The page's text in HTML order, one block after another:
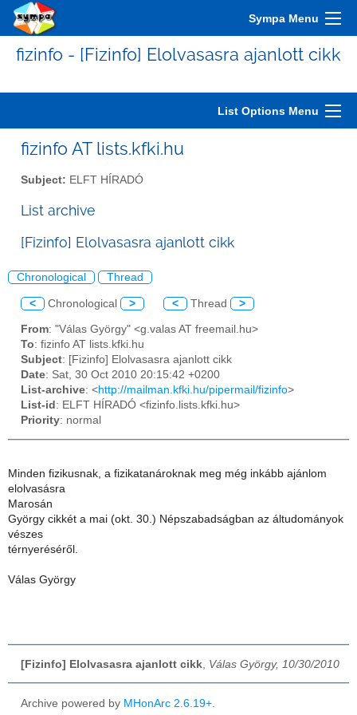
Sympa Menu
fizinfo - [Fizinfo] Elolvasasra ajanlott cikk
List Options Menu
fizinfo AT lists.kfki.hu
Subject: ELFT HÍRADÓ
List archive
[Fizinfo] Elolvasasra ajanlott cikk
Chronological Thread
< Chronological > < Thread >
From: "Válas György" <g.valas AT freemail.hu>
To: fizinfo AT lists.kfki.hu
Subject: [Fizinfo] Elolvasasra ajanlott cikk
Date: Sat, 30 Oct 2010 20:15:42 +0200
List-archive: <http://mailman.kfki.hu/pipermail/fizinfo>
List-id : ELFT HÍRADÓ <fizinfo.lists.kfki.hu>
Priority: normal
Minden fizikusnak, a fizikatanároknak meg még inkább ajánlom
elolvasásra
Marosán
György cikkét a mai (okt. 30.) Népszabadságban az áltudományok
vészes
térnyeréséről.
Válas György
[Fizinfo] Elolvasasra ajanlott cikk Válas György, 10/30/2010
Archive powered by MHonArc 2.6.19+